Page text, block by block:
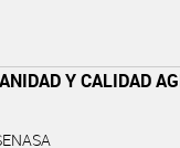
Y CALIDAD